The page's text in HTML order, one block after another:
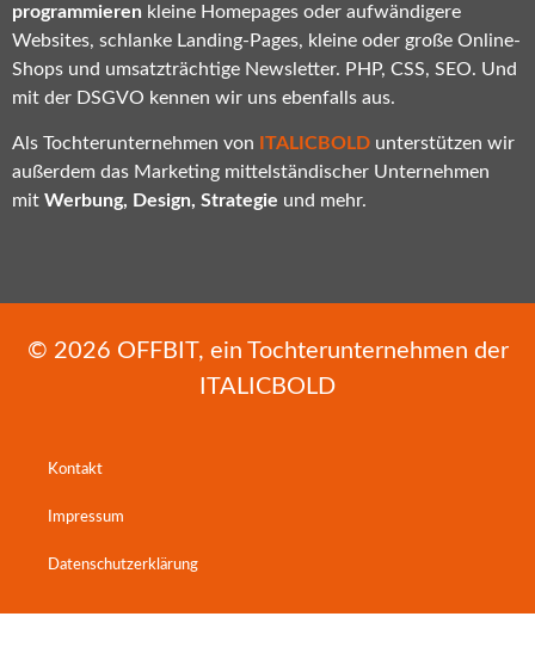
programmieren kleine Homepages oder aufwändigere
Websites, schlanke Landing-Pages, kleine oder große Online-
Shops und umsatzträchtige Newsletter. PHP, CSS, SEO. Und
mit der DSGVO kennen wir uns ebenfalls aus.
Als Tochterunternehmen von ITALICBOLD unterstützen wir
außerdem das Marketing mittelständischer Unternehmen
mit Werbung, Design, Strategie und mehr.
© 2026 OFFBIT, ein Tochterunternehmen der
ITALICBOLD
Kontakt
Impressum
Datenschutzerklärung